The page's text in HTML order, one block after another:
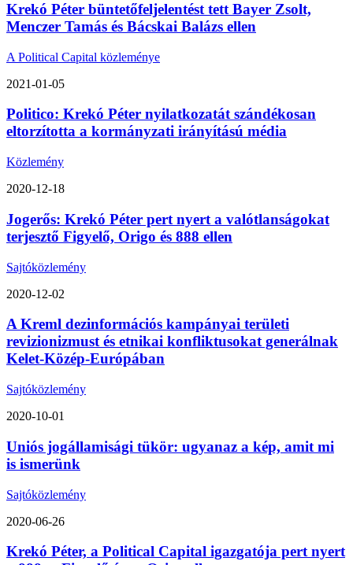
Krekó Péter büntetőfeljelentést tett Bayer Zsolt,
Menczer Tamás és Bácskai Balázs ellen
A Political Capital közleménye
2021-01-05
Politico: Krekó Péter nyilatkozatát szándékosan
eltorzította a kormányzati irányítású média
Közlemény
2020-12-18
Jogerős: Krekó Péter pert nyert a valótlanságokat
terjesztő Figyelő, Origo és 888 ellen
Sajtóközlemény
2020-12-02
A Kreml dezinformációs kampányai területi
revizionizmust és etnikai konfliktusokat generálnak
Kelet-Közép-Európában
Sajtóközlemény
2020-10-01
Uniós jogállamisági tükör: ugyanaz a kép, amit mi
is ismerünk
Sajtóközlemény
2020-06-26
Krekó Péter, a Political Capital igazgatója pert nyert